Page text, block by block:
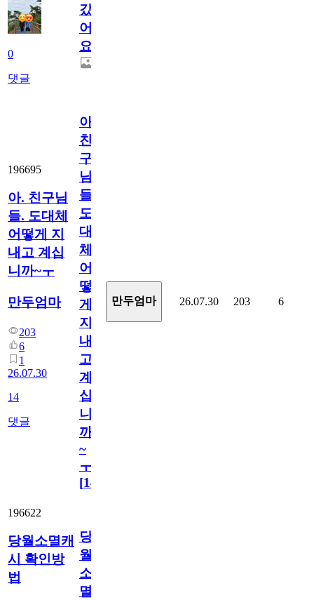
0
댓글
갔
어
요.
196695
아. 친구님
들. 도대체
어떻게 지
내고 계십
니까~ㅜ
만두엄마
203
6
1
26.07.30
14
댓글
아.
친
구
님
들.
도
대
체
어
떻
게
지
내
고
계
십
니
까
~
ㅜ
[14
만두엄마 26.07.30 203 6
196622
당월소멸캐
시 확인방
법
당
월
소
멸